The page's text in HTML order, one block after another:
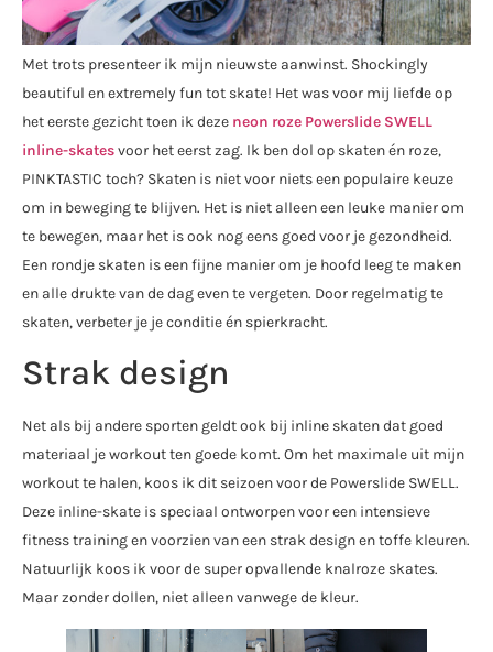
Met trots presenteer ik mijn nieuwste aanwinst. Shockingly
beautiful en extremely fun tot skate! Het was voor mij liefde op
het eerste gezicht toen ik deze neon roze Powerslide SWELL
inline-skatesvoor het eerst zag. Ik ben dol op skaten én roze,
PINKTASTIC toch? Skaten is niet voor niets een populaire keuze
om in beweging te blijven. Het is niet alleen een leuke manier om
te bewegen, maar het is ook nog eens goed voor je gezondheid.
Een rondje skaten is een fijne manier om je hoofd leeg te maken
en alle drukte van de dag even te vergeten. Door regelmatig te
skaten, verbeter je je conditie én spierkracht.
Strak design
Net als bij andere sporten geldt ook bij inline skaten dat goed
materiaal je workout ten goede komt. Om het maximale uit mijn
workout te halen, koos ik dit seizoen voor de Powerslide SWELL.
Deze inline-skate is speciaal ontworpen voor een intensieve
fitness training en voorzien van een strak design en toffe kleuren.
Natuurlijk koos ik voor de super opvallende knalroze skates.
Maar zonder dollen, niet alleen vanwege de kleur.